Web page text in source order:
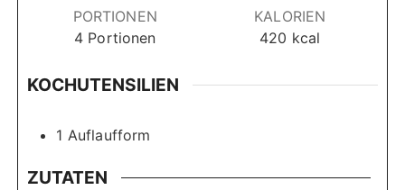
t
e
e
n
PORTIONEN
4 Portionen
KALORIEN
420 kcal
KOCHUTENSILIEN
1 Auflaufform
ZUTATEN